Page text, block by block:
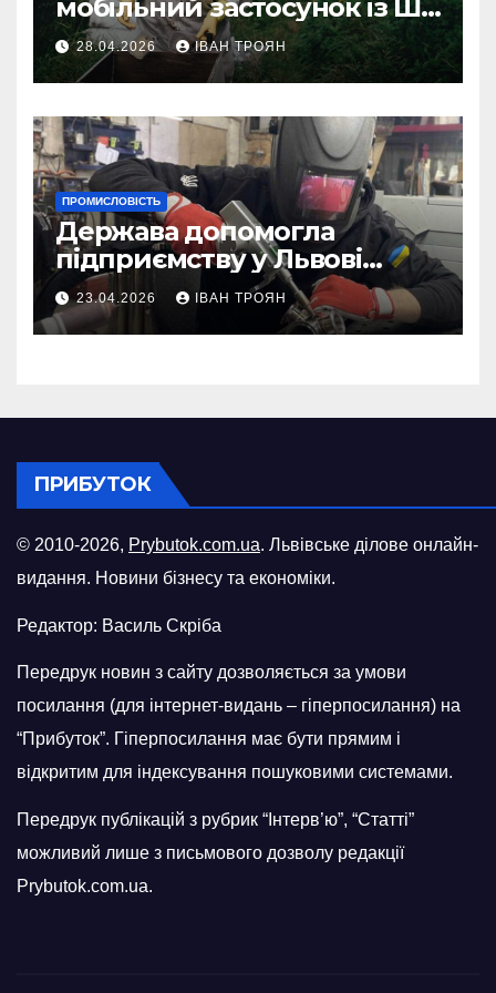
мобільний застосунок із ШІ-
асистентом для бджолярів
28.04.2026 ІВАН ТРОЯН
ПРОМИСЛОВІСТЬ
Держава допомогла
підприємству у Львові
відновити виробничі
потужності після атаки
російського БПЛА
23.04.2026 ІВАН ТРОЯН
ПРИБУТОК
© 2010-2026, Prybutok.com.ua. Львівське ділове онлайн-
видання. Новини бізнесу та економіки.
Редактор: Василь Скріба
Передрук новин з сайту дозволяється за умови
посилання (для інтернет-видань – гіперпосилання) на
“Прибуток”. Гіперпосилання має бути прямим і
відкритим для індексування пошуковими системами.
Передрук публікацій з рубрик “Інтерв’ю”, “Статті”
можливий лише з письмового дозволу редакції
Prybutok.com.ua.